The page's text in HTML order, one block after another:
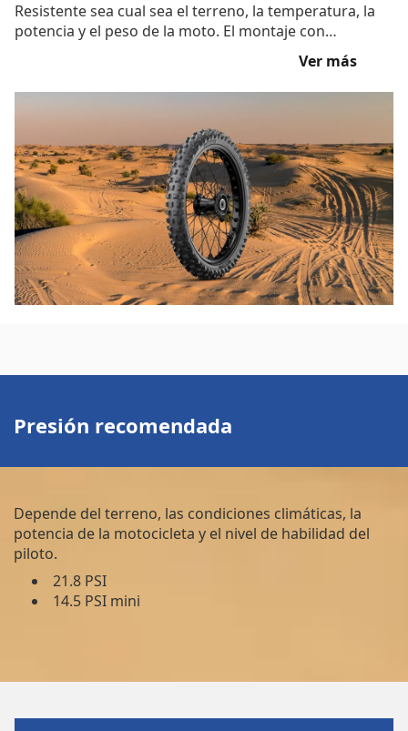
Resistente sea cual sea el terreno, la temperatura, la
potencia y el peso de la moto. El montaje con
MICHELIN Bib Mousse™, refuerza su robustez.
Ver más
Presión recomendada
Depende del terreno, las condiciones climáticas, la
potencia de la motocicleta y el nivel de habilidad del
piloto.
21.8 PSI
14.5 PSI mini